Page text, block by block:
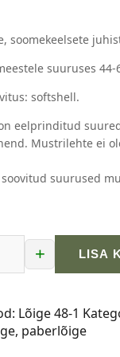
soomekeelsete
suuruses 44-
softshell.
eelprinditud
Mustrilehte ei
suurused
+ LISA
Lõige 48-1
, paberlõige